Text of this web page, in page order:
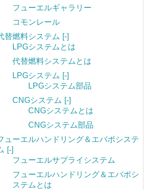
フューエルギャラリー
コモンレール
替燃料システム [-]
LPGシステムとは
代替燃料システムとは
LPGシステム [-]
LPGシステム部品
CNGシステム [-]
CNGシステムとは
CNGシステム部品
ューエルハンドリング＆エバポシステ
[-]
フューエルサプライシステム
フューエルハンドリング＆エバポシ
ステムとは